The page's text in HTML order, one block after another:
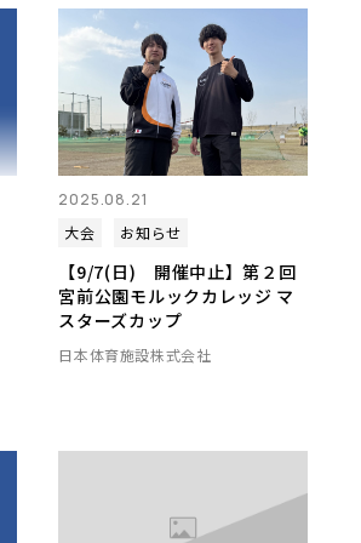
2025.08.21
大会
お知らせ
【9/7(日) 開催中止】第２回
宮前公園モルックカレッジ マ
スターズカップ
日本体育施設株式会社